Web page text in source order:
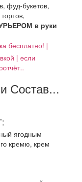
фуд-букетов,
в руки
бесплатно! |
| если
Состав...
ягодным
кремю, крем